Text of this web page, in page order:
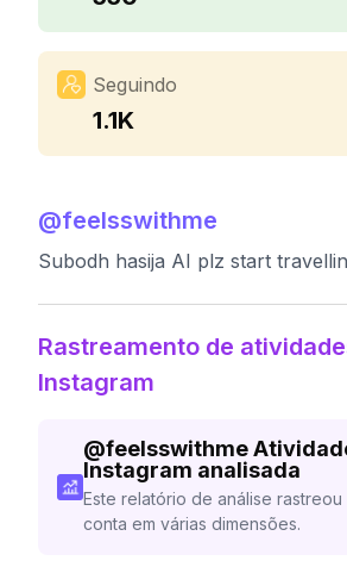
Seguindo
1.1K
@feelsswithme
Subodh hasija AI plz start
Rastreamento de
Instagram
@feelsswithme
Instagram analisada
Este relatório de análise rastreou
conta em várias dimensões.